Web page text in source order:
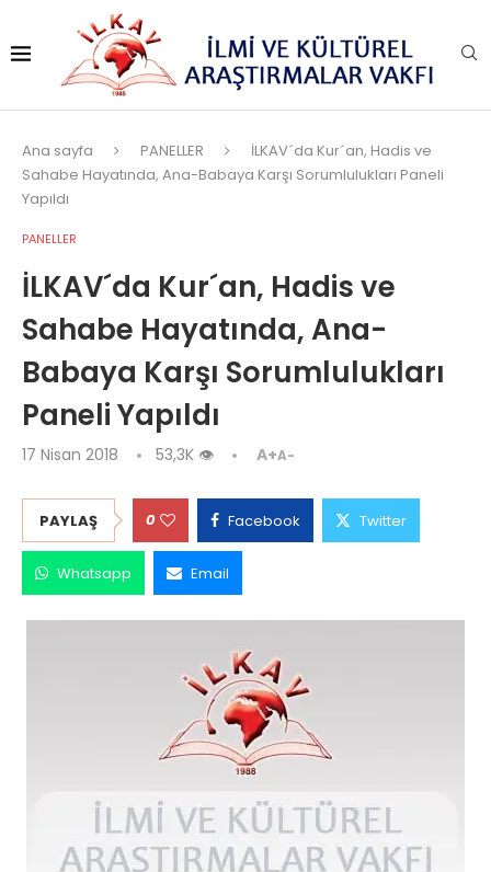
Ana sayfa PANELLER
İLKAV´da Kur´an, Hadis ve
Sahabe Hayatında, Ana-Babaya Karşı Sorumlulukları Paneli
Yapıldı
PANELLER
İLKAV´da Kur´an, Hadis ve
Sahabe Hayatında, Ana-
Babaya Karşı Sorumlulukları
Paneli Yapıldı
17 Nisan 2018 53,3K 👁 A+A-
PAYLAŞ 0 Facebook Twitter
Whatsapp Email